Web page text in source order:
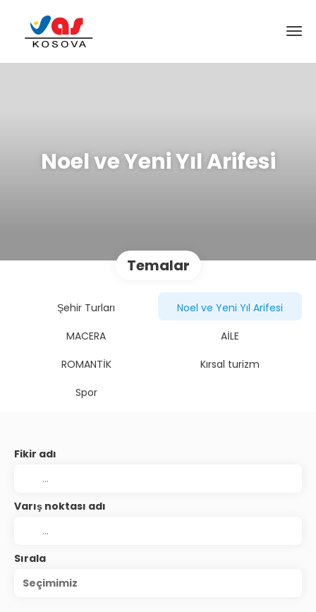
Noel ve Yeni Yıl Arifesi
Temalar
Şehir Turları
Noel ve Yeni Yıl Arifesi
MACERA
AİLE
ROMANTİK
Kırsal turizm
Spor
Fikir adı
Varış noktası adı
Sırala
Seçimimiz